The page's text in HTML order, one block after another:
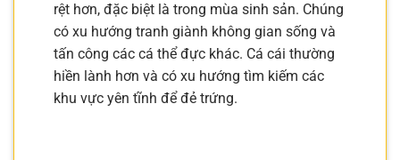
rệt hơn, đặc biệt là trong mùa sinh sản. Chúng
có xu hướng tranh giành không gian sống và
tấn công các cá thể đực khác. Cá cái thường
hiền lành hơn và có xu hướng tìm kiếm các
khu vực yên tĩnh để đẻ trứng.